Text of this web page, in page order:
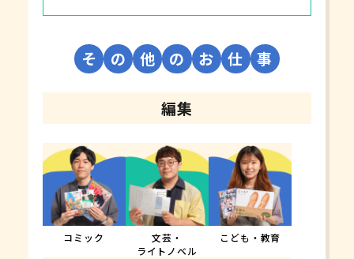
そ の 他 の お 仕 事
編集
コミック
文芸・
ライトノベル
こども・教育